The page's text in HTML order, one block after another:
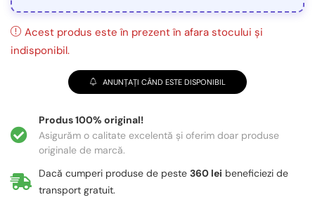
Acest produs este în prezent în afara stocului și
indisponibil.
ANUNȚAȚI CÂND ESTE DISPONIBIL
Produs 100% original!
Asigurăm o calitate excelentă și oferim doar produse
originale de marcă.
Dacă cumperi produse de peste 360 lei beneficiezi de
transport gratuit.